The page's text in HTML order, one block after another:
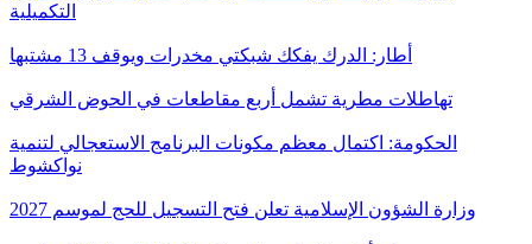
التكميلية
أطار: الدرك يفكك شبكتي مخدرات ويوقف 13 مشتبها
تهاطلات مطرية تشمل أربع مقاطعات في الحوض الشرقي
الحكومة: اكتمال معظم مكونات البرنامج الاستعجالي لتنمية
نواكشوط
وزارة الشؤون الإسلامية تعلن فتح التسجيل للحج لموسم 2027